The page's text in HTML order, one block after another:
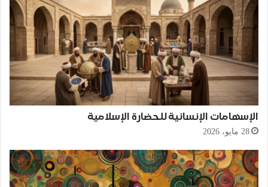
الإسهامات الإنسانية للحضارة الإسلامية
28 مايو، 2026